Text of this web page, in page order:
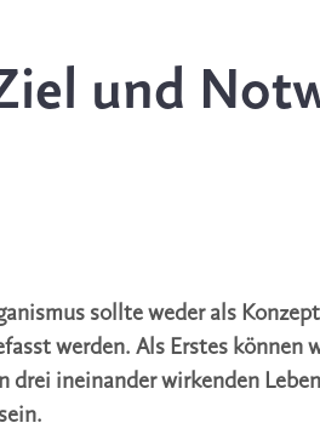
und
sollte weder als
werden. Als Erstes können
drei ineinander wirkenden